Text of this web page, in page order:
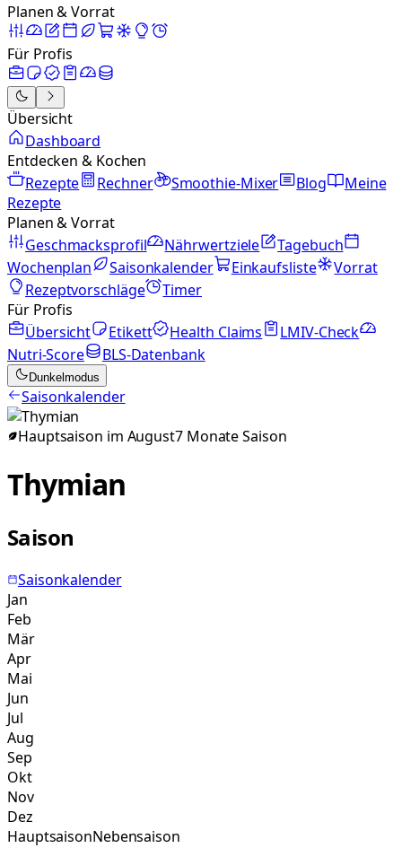
Planen & Vorrat
Für Profis
Übersicht
Dashboard
Entdecken & Kochen
Rezepte
Rechner Smoothie-Mixer Blog
Meine
Rezepte
Planen & Vorrat
Geschmacksprofil
Nährwertziele
Tagebuch
Wochenplan
Saisonkalender Einkaufsliste
Vorrat
Rezeptvorschläge
Timer
Für Profis
Übersicht
Etikett Health Claims
LMIV-Check
Nutri-Score
BLS-Datenbank
Dunkelmodus
Saisonkalender
Hauptsaison im August7 MonateSaison
Thymian
Saison
Saisonkalender
Jan
Feb
Mär
Apr
Mai
Jun
Jul
Aug
Sep
Okt
Nov
Dez
HauptsaisonNebensaison